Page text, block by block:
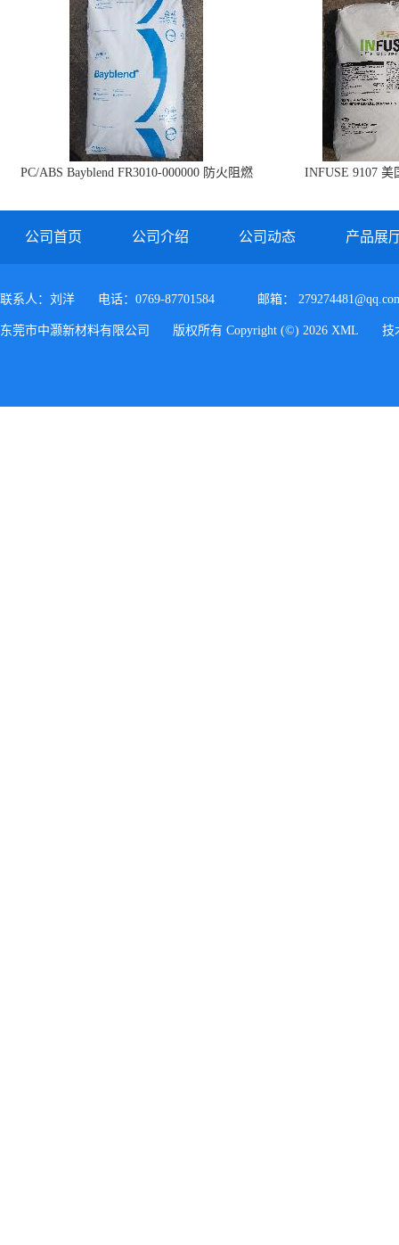
PC/ABS Bayblend FR3010-000000 防火阻燃
INFUSE 9107 美
公司首页 公司介绍 公司动态 产品展
联系人：刘洋 电话：0769-87701584 邮箱：
东莞市中灏新材料有限公司 版权所有 Copyright (©) 2026 XML 技